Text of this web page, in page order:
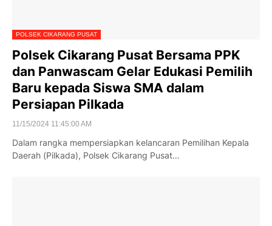
POLSEK CIKARANG PUSAT
Polsek Cikarang Pusat Bersama PPK
dan Panwascam Gelar Edukasi Pemilih
Baru kepada Siswa SMA dalam
Persiapan Pilkada
11/15/2024 11:45:00 AM
Dalam rangka mempersiapkan kelancaran Pemilihan Kepala
Daerah (Pilkada), Polsek Cikarang Pusat…